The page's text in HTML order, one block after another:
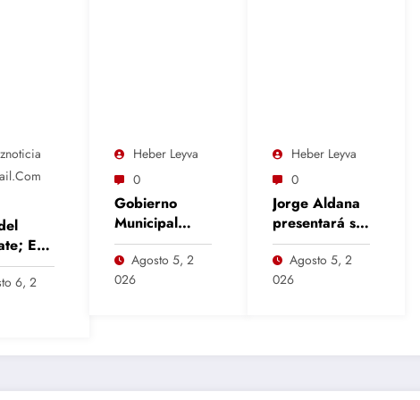
EU
6, 2
Heber Leyva
0
Gobierno
Municipal
entrega
apoyos para
impulsar
Hidráulicos
Agosto 5, 2
026
Heber Leyva
0
Jorge Aldana
presentará su
Segundo
Informe de
Gobierno el
Agosto 5, 2
026